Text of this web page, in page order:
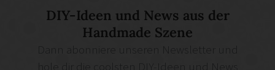
DIY-Ideen und News aus der
Handmade Szene